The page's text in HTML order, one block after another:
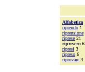
Alfabetica
riprendo 1
riprensione
riprese 21
ripresero 6
ripresi 3
ripreso 6
riprovare 3